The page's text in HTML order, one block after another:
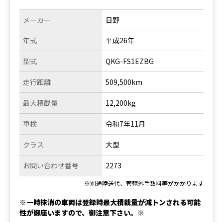
メーカー
年式
型式
走行距離
日野
平成26年
QKG-FS1EZBG
509,500km
最大積載量
車検
クラス
お問い合わせ番号
12,200kg
令和7年11月
大型
2273
※別途陸送代、管轄外手数料等がかかります
※一時抹消の車両は登録時最大積載量が減トンされる可能
性が御座いますので、御注意下さい。※